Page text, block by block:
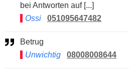
bei Antworten auf [...]
Ossi
051095647482
Betrug
Unwichtig
08008008644